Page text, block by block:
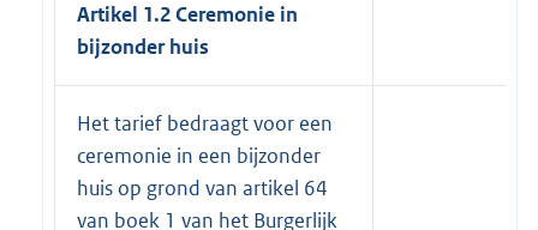
Artikel 1.2Ceremonie in
bijzonder huis
Het tarief bedraagt voor een
ceremonie in een bijzonder
huis op grond van artikel 64
van boek 1 van het Burgerlijk